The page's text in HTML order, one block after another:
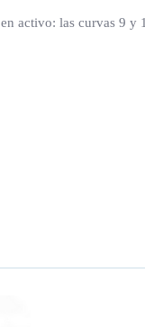
activo: las curvas 9 y